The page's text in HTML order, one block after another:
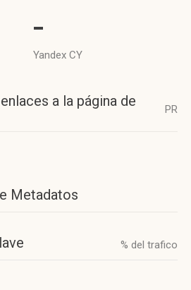
-
Yandex CY
a la página de
PR
Metadatos
% del trafico